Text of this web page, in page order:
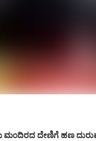
ದೇಣಿಗೆ ಹಣ